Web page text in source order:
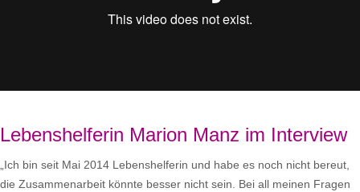
Lebenshelferin Marion Manz im Interview
„Ich bin seit Mai 2014 Lebenshelferin und habe es noch nicht bereut,
die Zusammenarbeit könnte besser nicht sein. Bei all meinen Fragen